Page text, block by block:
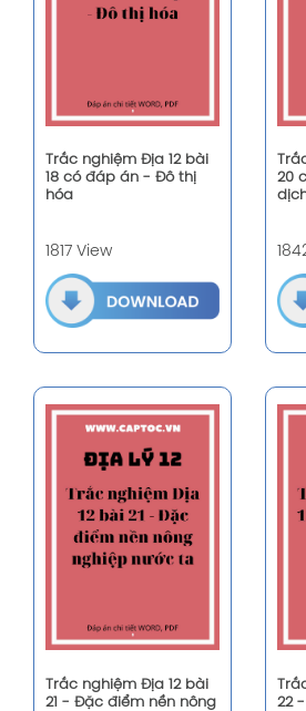
Trắc nghiệm Địa 12 bài
18 có đáp án - Đô thị
hóa
1817 View
20
Trắc nghiệm Địa 12 bài
21 - Đặc điểm nền nông
22